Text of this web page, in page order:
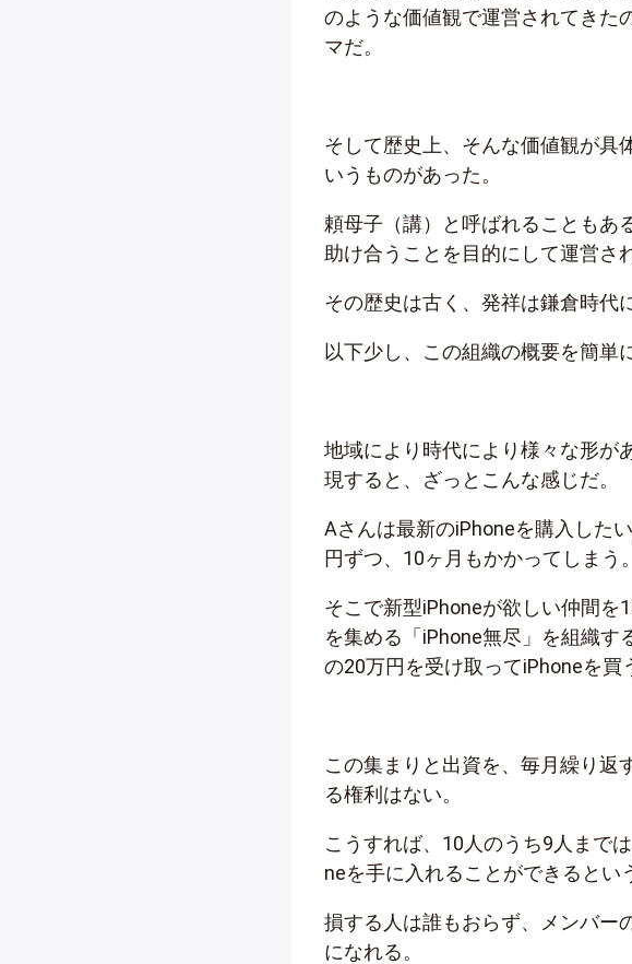
のような価値観で運営されてきた
マだ。
そして歴史上、そんな価値観が具
いうものがあった。
頼母子（講）と呼ばれることもあ
助け合うことを目的にして運営さ
その歴史は古く、発祥は鎌倉時代
以下少し、この組織の概要を簡単
地域により時代により様々な形が
現すると、ざっとこんな感じだ。
Aさんは最新のiPhoneを購入した
円ずつ、10ヶ月もかかってしまう。
そこで新型iPhoneが欲しい仲間を
を集める「iPhone無尽」を組織
の20万円を受け取ってiPhoneを買
この集まりと出資を、毎月繰り返
る権利はない。
こうすれば、10人のうち9人まで
neを手に入れることができるとい
損する人は誰もおらず、メンバー
になれる。